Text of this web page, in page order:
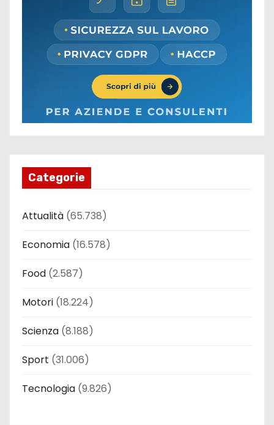
Categorie
Attualità (65.738)
Economia (16.578)
Food (2.587)
Motori (18.224)
Scienza (8.188)
Sport (31.006)
Tecnologia (9.826)